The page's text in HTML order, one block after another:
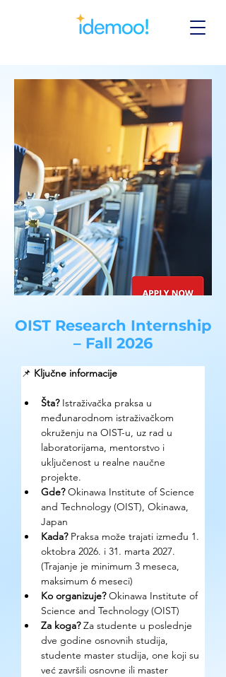
OIST Research Internship
– Fall 2026
📌 Ključne informacije
Šta? Istraživačka praksa u
međunarodnom istraživačkom
okruženju na OIST-u, uz rad u
laboratorijama, mentorstvo i
uključenost u realne naučne
projekte.
Gde? Okinawa Institute of Science
and Technology (OIST), Okinawa,
Japan
Kada? Praksa može trajati između 1.
oktobra 2026. i 31. marta 2027.
(Trajanje je minimum 3 meseca,
maksimum 6 meseci)
Ko organizuje? Okinawa Institute of
Science and Technology (OIST)
Za koga? Za studente u poslednje
dve godine osnovnih studija,
studente master studija, one koji su
već završili osnovne ili master